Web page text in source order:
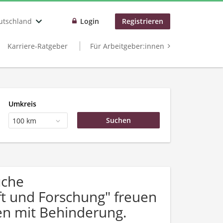
Login Registrieren
Karriere-Ratgeber Für Arbeitgeber:innen
Umkreis
100 km
und Forschung" freuen
mit Behinderung.